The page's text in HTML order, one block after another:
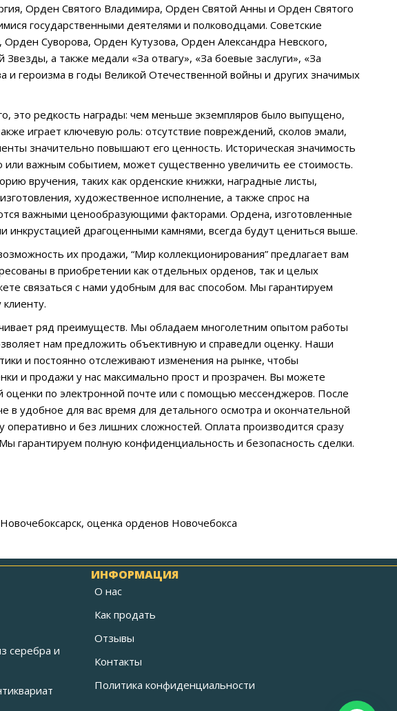
Орден Святого Владимира, Орден Святой Анны и Орден Святого
государственными деятелями и полководцами. Советские
Суворова, Орден Кутузова, Орден Александра Невского,
а также медали «За отвагу», «За боевые заслуги», «За
и героизма в годы Великой Отечественной войны и других значимых
это редкость награды: чем меньше экземпляров было выпущено,
играет ключевую роль: отсутствие повреждений, сколов эмали,
значительно повышают его ценность. Историческая значимость
или важным событием, может существенно увеличить ее стоимость.
вручения, таких как орденские книжки, наградные листы,
художественное исполнение, а также спрос на
важными ценообразующими факторами. Ордена, изготовленные
инкрустацией драгоценными камнями, всегда будут цениться выше.
их продажи, “Мир коллекционирования” предлагает вам
в приобретении как отдельных орденов, так и целых
связаться с нами удобным для вас способом. Мы гарантируем
ряд преимуществ. Мы обладаем многолетним опытом работы
нам предложить объективную и справедли оценку. Наши
и постоянно отслеживают изменения на рынке, чтобы
и продажи у нас максимально прост и прозрачен. Вы можете
по электронной почте или с помощью мессенджеров. После
удобное для вас время для детального осмотра и окончательной
и без лишних сложностей. Оплата производится сразу
гарантируем полную конфиденциальность и безопасность сделки.
оценка орденов Новочебокса
серебра и
ИНФОРМАЦИЯ
О нас
Как продать
Отзывы
Контакты
Политика конфиденциальности